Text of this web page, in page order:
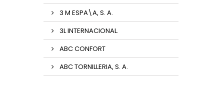
3 M ESPA\A, S. A.
3L INTERNACIONAL.
ABC CONFORT
ABC TORNILLERIA, S. A.